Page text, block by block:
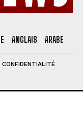
ANGLAIS ARABE